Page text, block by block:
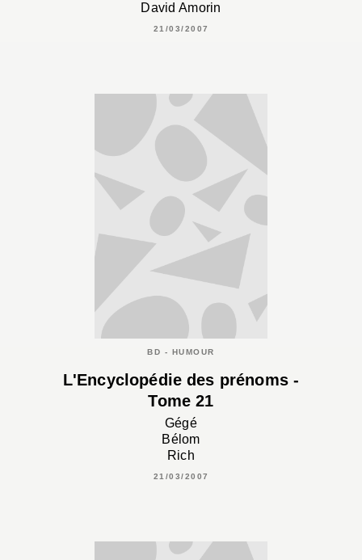
David Amorin
21/03/2007
BD - HUMOUR
L'Encyclopédie des prénoms -
Tome 21
Gégé
Bélom
Rich
21/03/2007